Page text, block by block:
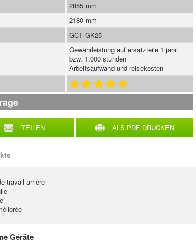
TEILEN ALS PDF DRUCKEN
2855 mm
2180 mm
GCT GK25
Gewährleistung auf ersatzteile 1 jahr
bzw. 1.000 stunden
Arbeitsaufwand und reisekosten
travail arrière
Geräte